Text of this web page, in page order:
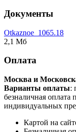
Документы
Otkaznoe_1065.18
2,1 Мб
Оплата
Москва и
Варианты оплаты:
безналичная оплата
индивидуальных
Картой на